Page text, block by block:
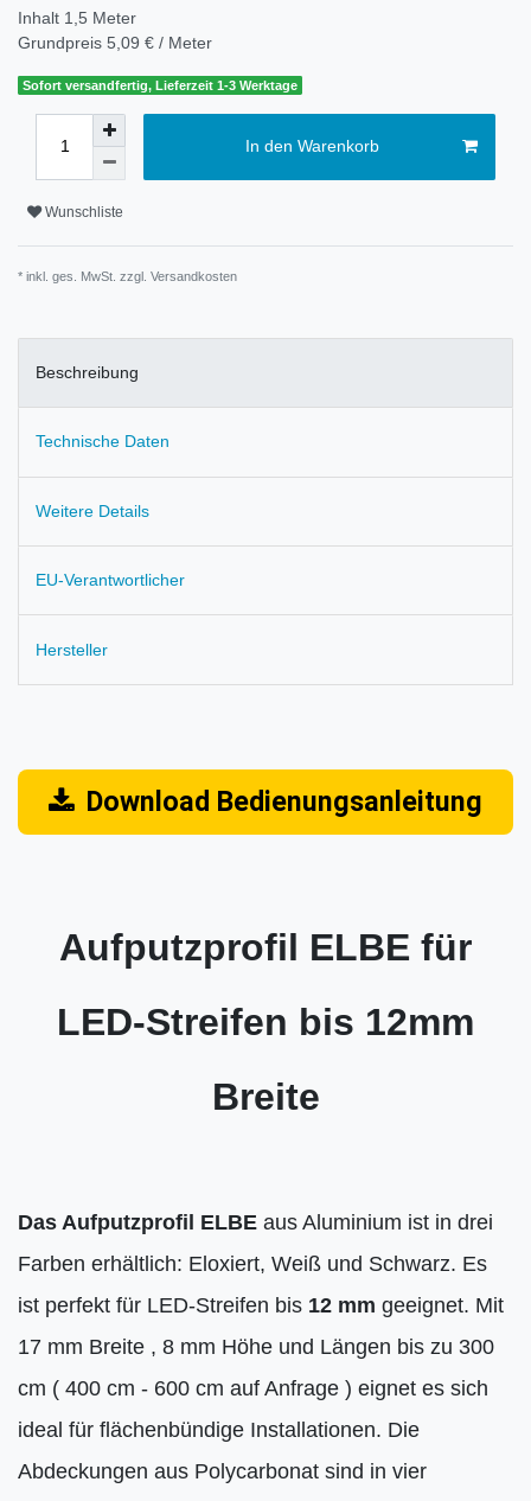
Inhalt 1,5 Meter
Grundpreis 5,09 € / Meter
Sofort versandfertig, Lieferzeit 1-3 Werktage
In den Warenkorb
Wunschliste
* inkl. ges. MwSt. zzgl. Versandkosten
Beschreibung
Technische Daten
Weitere Details
EU-Verantwortlicher
Hersteller
Download Bedienungsanleitung
Aufputzprofil ELBE für
LED-Streifen bis 12mm
Breite
Das Aufputzprofil ELBE aus Aluminium ist in drei
Farben erhältlich: Eloxiert, Weiß und Schwarz. Es
ist perfekt für LED-Streifen bis 12 mm geeignet. Mit
17 mm Breite , 8 mm Höhe und Längen bis zu 300
cm ( 400 cm - 600 cm auf Anfrage ) eignet es sich
ideal für flächenbündige Installationen. Die
Abdeckungen aus Polycarbonat sind in vier